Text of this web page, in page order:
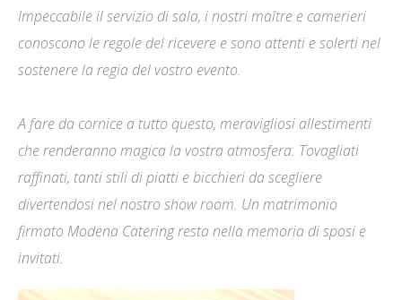
Impeccabile il servizio di sala, i nostri maître e camerieri
conoscono le regole del ricevere e sono attenti e solerti nel
sostenere la regia del vostro evento.
A fare da cornice a tutto questo, meravigliosi allestimenti
che renderanno magica la vostra atmosfera. Tovagliati
raffinati, tanti stili di piatti e bicchieri da scegliere
divertendosi nel nostro show room. Un matrimonio
firmato Modena Catering resta nella memoria di sposi e
invitati.